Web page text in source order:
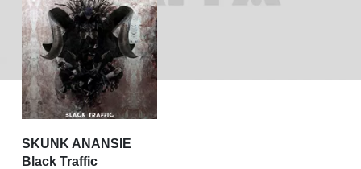
SKUNK ANANSIE
Black Traffic